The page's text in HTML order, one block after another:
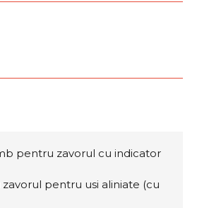
pentru zavorul cu indicator
pentru usi aliniate (cu